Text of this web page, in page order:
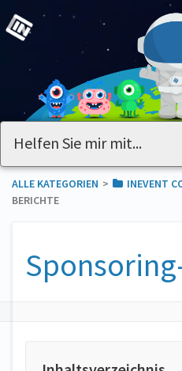
ALLE KATEGORIEN ​>​ ​INEVENT
BERICHTE